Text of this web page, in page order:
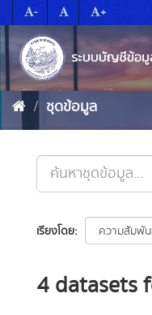
to
content
- +
ชุดข้อมูล
เรียงโดย
4 datasets